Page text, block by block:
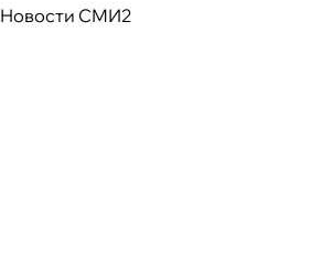
Новости СМИ2